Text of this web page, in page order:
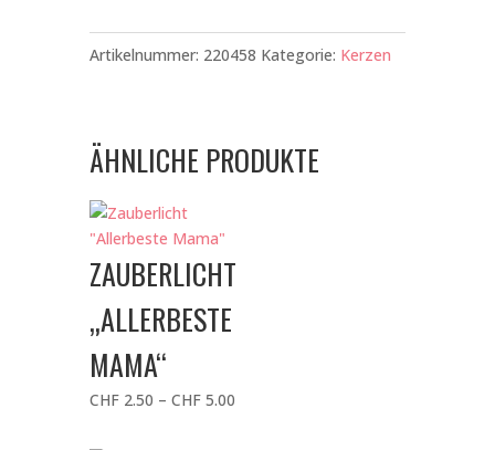
gibt!
Artikelnummer: 220458 Kategorie: Kerzen
ÄHNLICHE PRODUKTE
ZAUBERLICHT
„ALLERBESTE
MAMA“
CHF2.50 – CHF5.00Preisspanne: